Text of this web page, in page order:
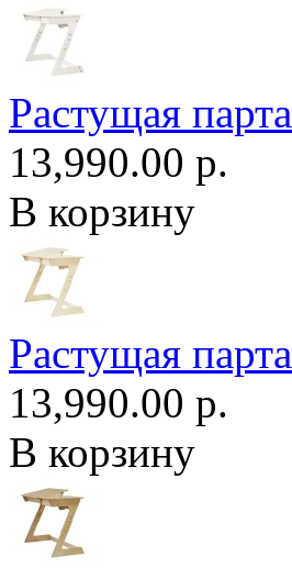
Растущая
13,990.00 р.
В корзину
Растущая
13,990.00 р.
В корзину